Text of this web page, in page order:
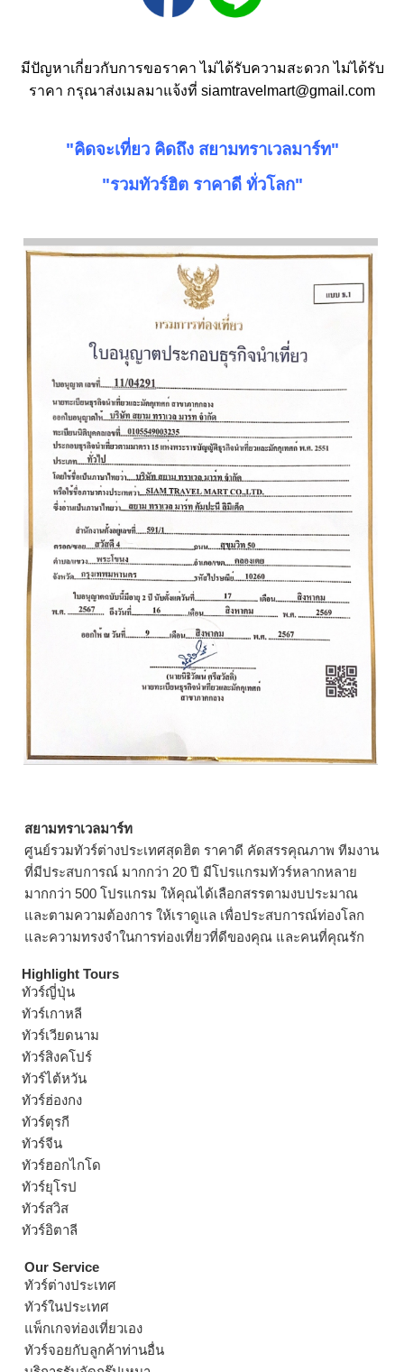
มีปัญหาเกี่ยวกับการขอราคา ไม่ได้รับความสะดวก ไม่ได้รับ
ราคา กรุณาส่งเมลมาแจ้งที่ siamtravelmart@gmail.com
"คิดจะเที่ยว คิดถึง สยามทราเวลมาร์ท"
"รวมทัวร์ฮิต ราคาดี ทั่วโลก"
สยามทราเวลมาร์ท
ศูนย์รวมทัวร์ต่างประเทศสุดฮิต ราคาดี คัดสรรคุณภาพ ทีมงาน
ที่มีประสบการณ์ มากกว่า 20 ปี มีโปรแกรมทัวร์หลากหลาย
มากกว่า 500 โปรแกรม ให้คุณได้เลือกสรรตามงบประมาณ
และตามความต้องการ ให้เราดูแล เพื่อประสบการณ์ท่องโลก
และความทรงจำในการท่องเที่ยวที่ดีของคุณ และคนที่คุณรัก
Highlight Tours
ทัวร์ญี่ปุ่น
ทัวร์เกาหลี
ทัวร์เวียดนาม
ทัวร์สิงคโปร์
ทัวร์ไต้หวัน
ทัวร์ฮ่องกง
ทัวร์ตุรกี
ทัวร์จีน
ทัวร์ฮอกไกโด
ทัวร์ยุโรป
ทัวร์สวิส
ทัวร์อิตาลี
Our Service
ทัวร์ต่างประเทศ
ทัวร์ในประเทศ
แพ็กเกจท่องเที่ยวเอง
ทัวร์จอยกับลูกค้าท่านอื่น